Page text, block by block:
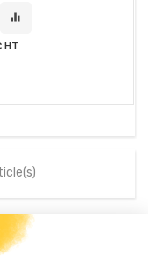
equalizer
HT